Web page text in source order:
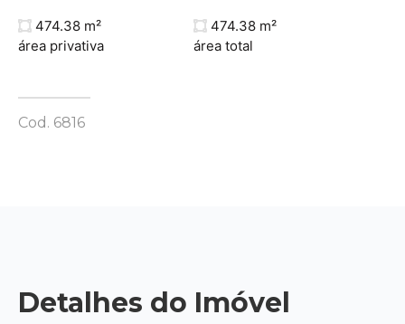
474.38 m²
área privativa
474.38 m²
área total
Cod. 6816
Detalhes do Imóvel